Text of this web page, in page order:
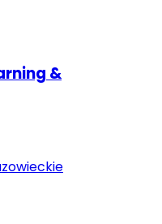
&